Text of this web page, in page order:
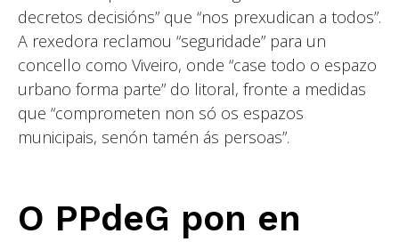
decretos decisións” que “nos prexudican a todos”.
A rexedora reclamou “seguridade” para un
concello como Viveiro, onde “case todo o espazo
urbano forma parte” do litoral, fronte a medidas
que “comprometen non só os espazos
municipais, senón tamén ás persoas”.
O PPdeG pon en